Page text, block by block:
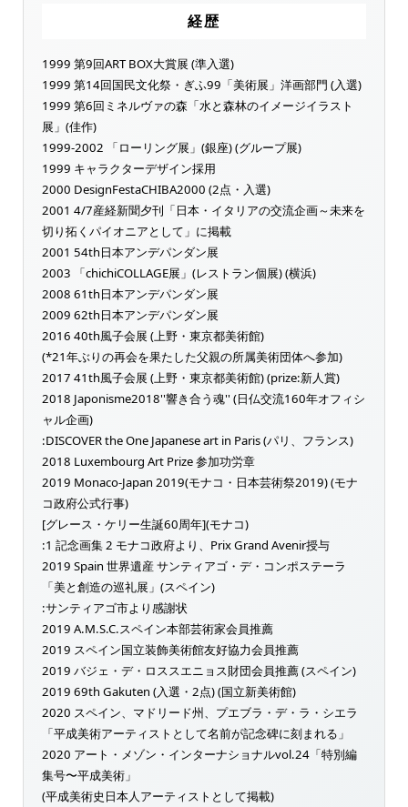
経歴
1999 第9回ART BOX大賞展 (準入選)
1999 第14回国民文化祭・ぎふ99「美術展」洋画部門 (入選)
1999 第6回ミネルヴァの森「水と森林のイメージイラスト
展」(佳作)
1999-2002 「ローリング展」(銀座) (グループ展)
1999 キャラクターデザイン採用
2000 DesignFestaCHIBA2000 (2点・入選)
2001 4/7産経新聞夕刊「日本・イタリアの交流企画～未来を
切り拓くパイオニアとして」に掲載
2001 54th日本アンデパンダン展
2003 「chichiCOLLAGE展」(レストラン個展) (横浜)
2008 61th日本アンデパンダン展
2009 62th日本アンデパンダン展
2016 40th風子会展 (上野・東京都美術館)
(*21年ぶりの再会を果たした父親の所属美術団体へ参加)
2017 41th風子会展 (上野・東京都美術館) (prize:新人賞)
2018 Japonisme2018''響き合う魂'' (日仏交流160年オフィシ
ャル企画)
:DISCOVER the One Japanese art in Paris (パリ、フランス)
2018 Luxembourg Art Prize 参加功労章
2019 Monaco-Japan 2019(モナコ・日本芸術祭2019) (モナ
コ政府公式行事)
[グレース・ケリー生誕60周年](モナコ)
:1 記念画集 2 モナコ政府より、Prix Grand Avenir授与
2019 Spain 世界遺産 サンティアゴ・デ・コンポステーラ
「美と創造の巡礼展」(スペイン)
:サンティアゴ市より感謝状
2019 A.M.S.C.スペイン本部芸術家会員推薦
2019 スペイン国立装飾美術館友好協力会員推薦
2019 バジェ・デ・ロススエニョス財団会員推薦 (スペイン)
2019 69th Gakuten (入選・2点) (国立新美術館)
2020 スペイン、マドリード州、プエブラ・デ・ラ・シエラ
「平成美術アーティストとして名前が記念碑に刻まれる」
2020 アート・メゾン・インターナショナルvol.24「特別編
集号〜平成美術」
(平成美術史日本人アーティストとして掲載)